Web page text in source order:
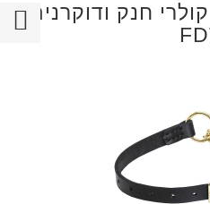
חנק ודוקרנים